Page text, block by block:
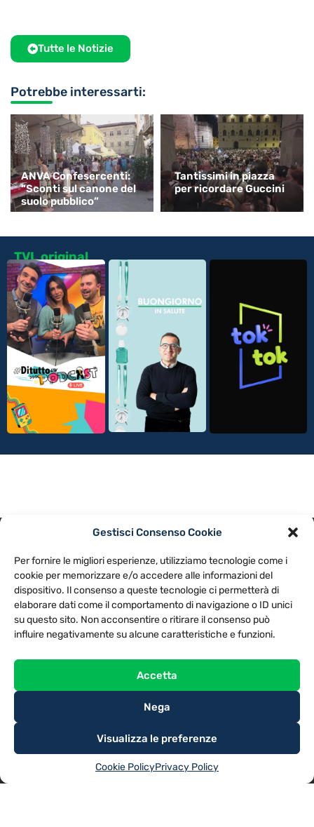
Gestisci Consenso Cookie
Per fornire le migliori esperienze, utilizziamo tecnologie come i
cookie per memorizzare e/o accedere alle informazioni del
dispositivo. Il consenso a queste tecnologie ci permetterà di
elaborare dati come il comportamento di navigazione o ID unici
su questo sito. Non acconsentire o ritirare il consenso può
influire negativamente su alcune caratteristiche e funzioni.
Accetta
Nega
Visualizza le preferenze
Cookie PolicyPrivacy Policy
Tutte le Notizie
Potrebbe interessarti:
ANVA Confesercenti:
“Sconti sul canone del
suolo pubblico”
Tantissimi in piazza
per ricordare Guccini
TVL original
NOTE LEGALI
CONTATTACI PREFERENZE
TV LIBERA S.P.A.
Via Monteleonese 95/21 – 51100 Pistoia (PT)
Tel. 0573.9136 / Fax 0573.913615